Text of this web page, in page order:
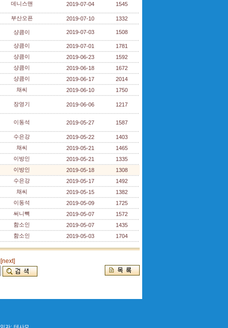
데니스맨 2019-07-04 1545
부산오픈 2019-07-10 1332
샹큼이 2019-07-03 1508
샹큼이 2019-07-01
1781
샹큼이 2019-06-23
1592
샹큼이 2019-06-18
1672
샹큼이 2019-06-17
2014
채씨 2019-06-10 1750
장영기 2019-06-06 1217
이동석 2019-05-27 1587
수은강 2019-05-22
1403
채씨 2019-05-21
1465
이방인 2019-05-21
1335
이방인 2019-05-18
1308
수은강 2019-05-17
1492
채씨 2019-05-15
1382
이동석 2019-05-09
1725
써니빽 2019-05-07
1572
함소인 2019-05-07
1435
함소인 2019-05-03 1704
[next]